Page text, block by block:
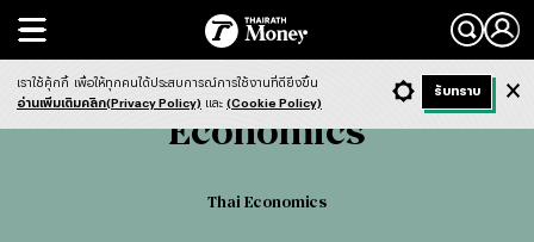
Search
Economics Thai Economics
Economics
Thai Economics
- ก + ก Dark ฟังข่าว
เราใช้คุ้กกี้ เพื่อให้ทุกคนได้ประสบการณ์การใช้งานที่ดียิ่งขึ้น
อ่านเพิ่มเติมคลิก(Privacy Policy) และ (Cookie Policy)
รับทราบ